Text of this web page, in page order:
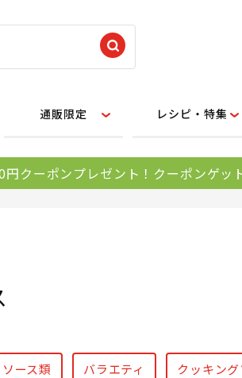
通販限定 レシピ・特集
クーポンプレゼント！クーポンゲッ
ソース類 バラエティ クッキング